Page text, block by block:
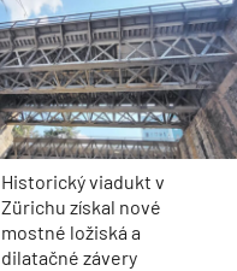
Historický viadukt v
Zürichu získal nové
mostné ložiská a
dilatačné závery